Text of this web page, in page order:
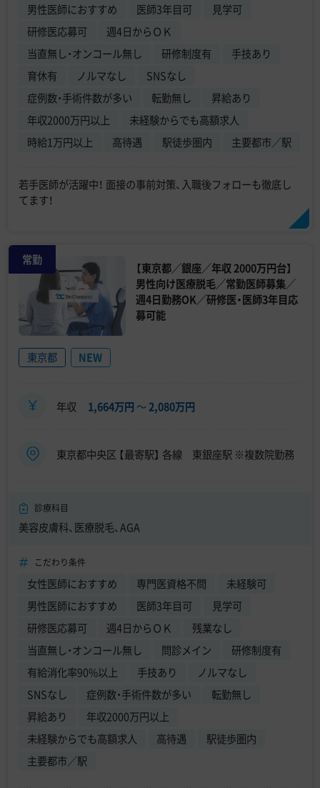
男性医師におすすめ
医師3年目可
見学可
研修医応募可
週4日からＯＫ
当直無し・オンコール無し
研修制度有
手技あり
育休有
ノルマなし
SNSなし
症例数・手術件数が多い
転勤無し
昇給あり
年収2000万円以上
未経験からでも高額求人
時給1万円以上
高待遇 駅徒歩圏内 主要都市／駅
若手医師が活躍中！ 面接の事前対策、入職後フォローも徹底し
てます！
常勤
【東京都／銀座／年収 2000万円台】
男性向け医療脱毛／常勤医師募集／
週4日勤務OK／研修医・医師3年目応
募可能
東京都 NEW
年収 1,664万円 〜2,080万円
東京都中央区 【最寄駅】 各線 東銀座駅 ※複数院勤務
診療科目
美容皮膚科、医療脱毛、AGA
こだわり条件
女性医師におすすめ 専門医資格不問
未経験可
男性医師におすすめ
医師3年目可
見学可
研修医応募可
週4日からＯＫ
残業なし
当直無し・オンコール無し
問診メイン
研修制度有
有給消化率90%以上
手技あり
ノルマなし
SNSなし
症例数・手術件数が多い
転勤無し
昇給あり
年収2000万円以上
未経験からでも高額求人
高待遇
駅徒歩圏内
主要都市／駅